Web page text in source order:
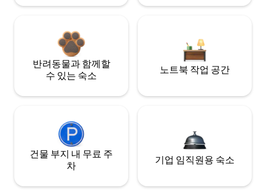
반려동물과 함께할
수 있는 숙소
노트북 작업 공간
건물 부지 내 무료 주
차
기업 임직원용 숙소